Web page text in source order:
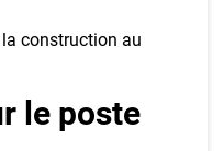
construction au
le poste